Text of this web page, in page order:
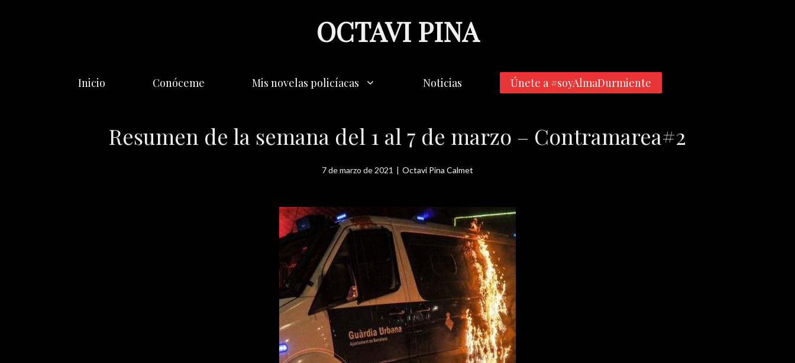
OCTAVI PINA
Inicio Conóceme Mis novelas policíacas Noticias Únete a #soyAlmaDurmiente
Resumen de la semana del 1 al 7 de marzo – Contramarea#2
7 de marzo de 2021 | Octavi Pina Calmet